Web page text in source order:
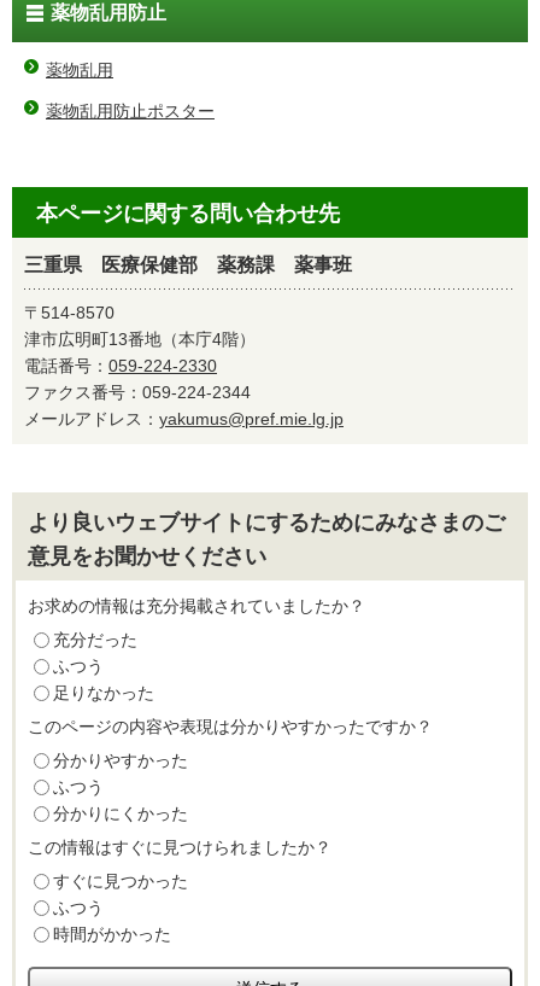
薬物乱用防止
薬物乱用
薬物乱用防止ポスター
本ページに関する問い合わせ先
三重県 医療保健部 薬務課 薬事班
〒514-8570
津市広明町13番地（本庁4階）
電話番号： 059-224-2330
ファクス番号：059-224-2344
メールアドレス： yakumus@pref.mie.lg.jp
より良いウェブサイトにするためにみなさまのご
意見をお聞かせください
お求めの情報は充分掲載されていましたか？
充分だった
ふつう
足りなかった
このページの内容や表現は分かりやすかったですか？
分かりやすかった
ふつう
分かりにくかった
この情報はすぐに見つけられましたか？
すぐに見つかった
ふつう
時間がかかった